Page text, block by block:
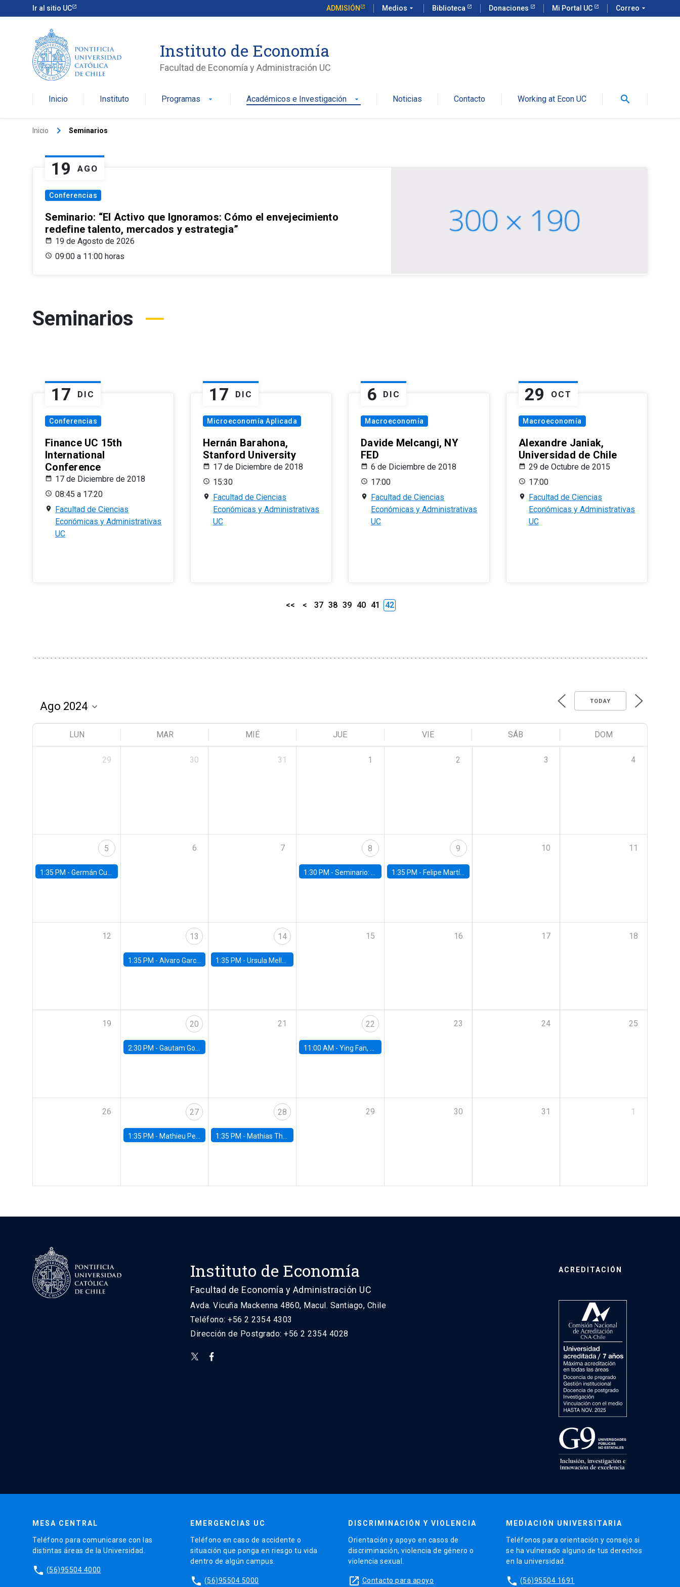
Ir al sitio UC ADMISIÓN Medios arrow_drop_down Biblioteca Donaciones Mi Portal UC Correo arrow_drop_down
Instituto de Economía
Facultad de Economía y Administración UC
Inicio Instituto Programas arrow_drop_down Académicos e Investigación arrow_drop_down Noticias Contacto Working at Econ UC search
Inicio keyboard_arrow_right Seminarios
19 AGO
Conferencias
Seminario: “El Activo que Ignoramos: Cómo el envejecimiento
redefine talento, mercados y estrategia”
19 de Agosto de 2026
09:00 a 11:00 horas
Seminarios
17 DIC
Conferencias
Finance UC 15th
International
Conference
17 de Diciembre de 2018
08:45 a 17:20
Facultad de Ciencias
Económicas y Administrativas
UC
17 DIC
Microeconomía Aplicada
Hernán Barahona,
Stanford University
17 de Diciembre de 2018
15:30
Facultad de Ciencias
Económicas y Administrativas
UC
6 DIC
Macroeconomía
Davide Melcangi, NY
FED
6 de Diciembre de 2018
17:00
Facultad de Ciencias
Económicas y Administrativas
UC
29 OCT
Macroeconomía
Alexandre Janiak,
Universidad de Chile
29 de Octubre de 2015
17:00
Facultad de Ciencias
Económicas y Administrativas
UC
<< < 37 38 39 40 41 42
TODAY
LUN MAR MIÉ JUE VIE SÁB DOM
29 30 31 1 2 3 4
5
1:35 PM - Germán Cubas, University of Houston
6 7 8
1:30 PM -Seminario: “Recuperando la humanidad para progresar en la era de la IA»
9
1:35 PM - Felipe Martínez, alumno Doctorado en Economía UC
10 11
12 13
1:35 PM - Alvaro Garcia-Marin, Universidad de Los Andes
14
1:35 PM -Ursula Mello, Insper - Institute of Education and Research
15 16 17 18
19 20
2:30 PM - Gautam Gowrisankaran, Columbia University
21 22
11:00 AM -Ying Fan, University of Michigan
23 24 25
26 27
1:35 PM - Mathieu Pedemonte, IDB
28
1:35 PM - Mathias Thoenig, University of Lausanne
29 30 31 1
Instituto de Economía
Facultad de Economía y Administración UC
Avda. Vicuña Mackenna 4860, Macul. Santiago, Chile
Teléfono: +56 2 2354 4303
Dirección de Postgrado: +56 2 2354 4028
ACREDITACIÓN
MESA CENTRAL
Teléfono para comunicarse con las
distintas áreas de la Universidad.
phone (56)95504 4000
EMERGENCIAS UC
Teléfono en caso de accidente o
situación que ponga en riesgo tu vida
dentro de algún campus.
phone (56)95504 5000
DISCRIMINACIÓN Y VIOLENCIA
Orientación y apoyo en casos de
discriminación, violencia de género o
violencia sexual.
launch Contacto para apoyo
MEDIACIÓN UNIVERSITARIA
Teléfonos para orientación y consejo si
se ha vulnerado alguno de tus derechos
en la universidad.
phone (56)95504 1691